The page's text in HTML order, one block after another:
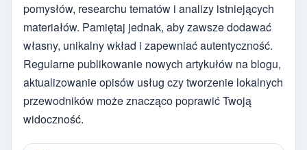
pomysłów, researchu tematów i analizy istniejących
materiałów. Pamiętaj jednak, aby zawsze dodawać
własny, unikalny wkład i zapewniać autentyczność.
Regularne publikowanie nowych artykułów na blogu,
aktualizowanie opisów usług czy tworzenie lokalnych
przewodników może znacząco poprawić Twoją
widoczność.